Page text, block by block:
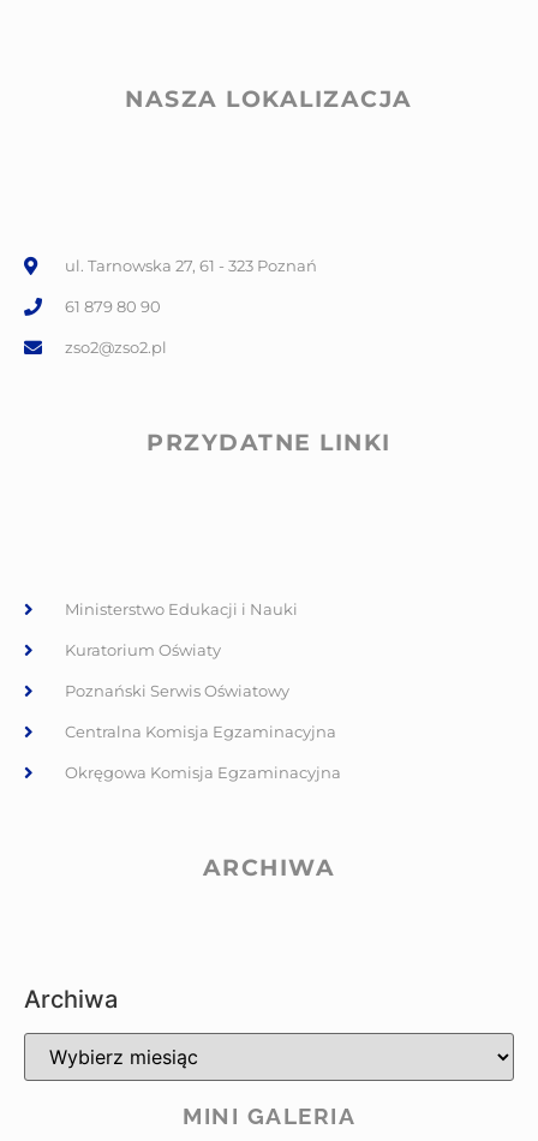
NASZA LOKALIZACJA
ul. Tarnowska 27, 61 - 323 Poznań
61 879 80 90
zso2@zso2.pl
PRZYDATNE LINKI
Ministerstwo Edukacji i Nauki
Kuratorium Oświaty
Poznański Serwis Oświatowy
Centralna Komisja Egzaminacyjna
Okręgowa Komisja Egzaminacyjna
ARCHIWA
Archiwa
MINI GALERIA